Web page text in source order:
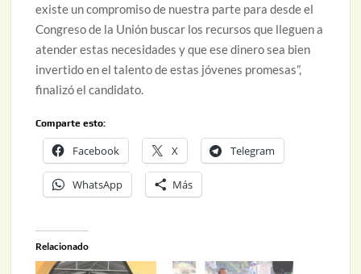
existe un compromiso de nuestra parte para desde el
Congreso de la Unión buscar los recursos que lleguen a
atender estas necesidades y que ese dinero sea bien
invertido en el talento de estas jóvenes promesas”,
finalizó el candidato.
Comparte esto:
Facebook X Telegram
WhatsApp Más
Relacionado